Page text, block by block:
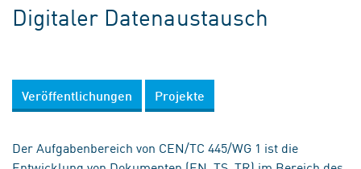
Digitaler Datenaustausch
Veröffentlichungen Projekte
Der Aufgabenbereich von CEN/TC 445/WG 1 ist die